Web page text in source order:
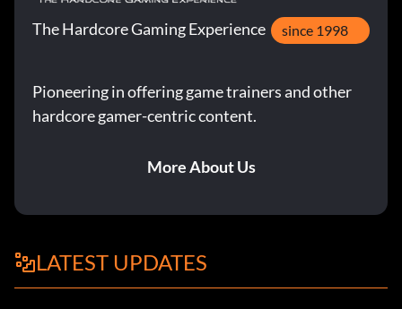
The Hardcore Gaming Experience since 1998
Pioneering in offering game trainers and other
hardcore gamer-centric content.
More About Us
LATEST UPDATES